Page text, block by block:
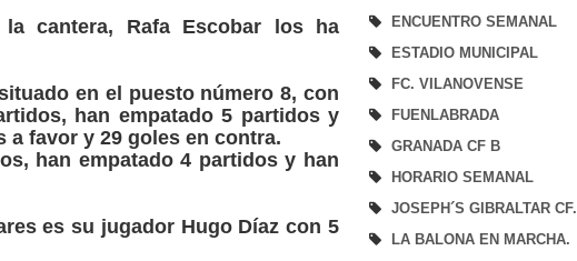
ENCUENTRO SEMANAL
ESTADIO MUNICIPAL
FC. VILANOVENSE
FUENLABRADA
GRANADA CF B
HORARIO SEMANAL
JOSEPH´S GIBRALTAR CF.
LA BALONA EN MARCHA.
cantera, Rafa Escobar los ha
en el puesto número 8, con
han empatado 5 partidos y
a favor y 29 goles en contra.
han empatado 4 partidos y han
es su jugador Hugo Díaz con 5